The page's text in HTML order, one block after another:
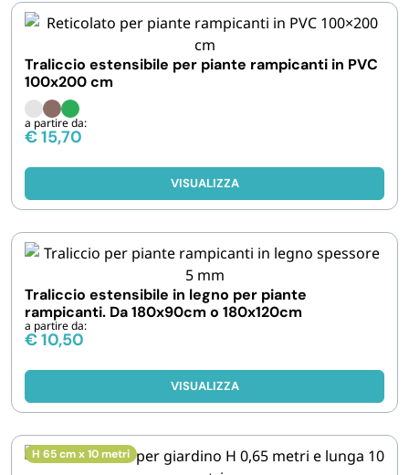
Traliccio estensibile per piante rampicanti in PVC
100x200 cm
a partire da:
€15,70
VISUALIZZA
Traliccio estensibile in legno per piante
rampicanti. Da 180x90cm o 180x120cm
a partire da:
€10,50
VISUALIZZA
H 65 cm x 10 metri